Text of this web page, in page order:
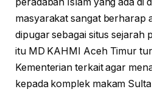
masyarakat sangat berharap
dipugar sebagai situs sejarah
itu MD KAHMI Aceh Timur
Kementerian terkait agar
kepada komplek makam